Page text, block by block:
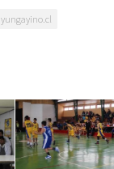
yungayino.cl